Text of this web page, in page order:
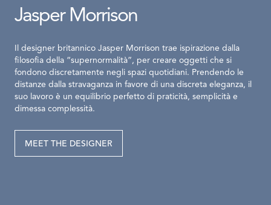
Jasper Morrison
Il designer britannico Jasper Morrison trae ispirazione dalla
filosofia della “supernormalità”, per creare oggetti che si
fondono discretamente negli spazi quotidiani. Prendendo le
distanze dalla stravaganza in favore di una discreta eleganza, il
suo lavoro è un equilibrio perfetto di praticità, semplicità e
dimessa complessità.
MEET THE DESIGNER